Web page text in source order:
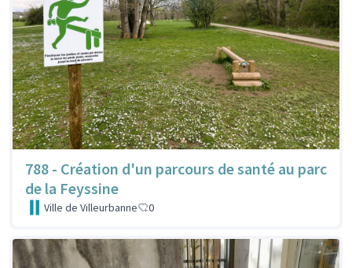
788 - Création d'un parcours de santé au parc
de la Feyssine
Ville de Villeurbanne 0